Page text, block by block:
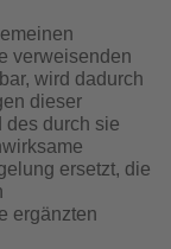
verweisenden
wird dadurch
dieser
des durch sie
ersetzt, die
ergänzten